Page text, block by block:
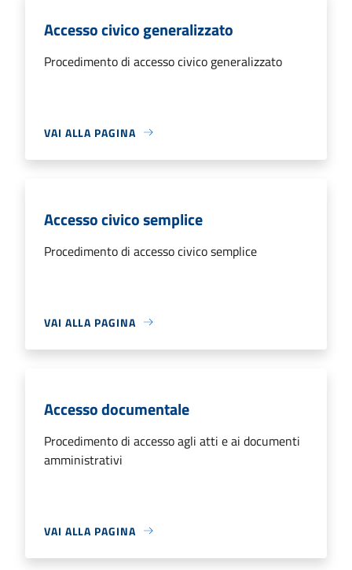
Accesso civico generalizzato
Procedimento di accesso civico generalizzato
VAI ALLA PAGINA
Accesso civico semplice
Procedimento di accesso civico semplice
VAI ALLA PAGINA
Accesso documentale
Procedimento di accesso agli atti e ai documenti
amministrativi
VAI ALLA PAGINA